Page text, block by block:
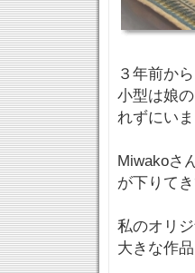
３年前か
小型は娘
れずにい
Miwakoさ
が下りて
私のオリ
大きな作